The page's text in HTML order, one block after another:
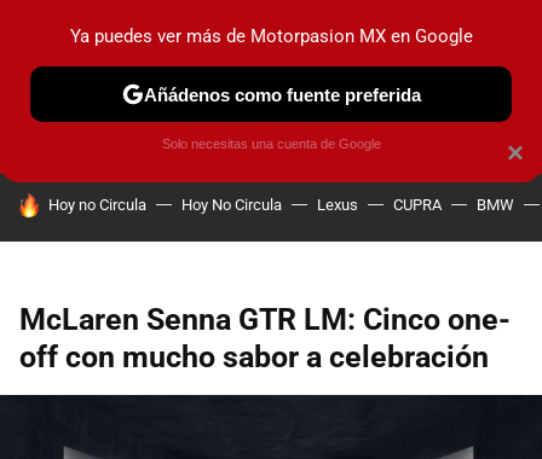
PRUEBAS INDUSTRIA HOY NO CIRCULA
HOY SE HABLA DE
Hoy no Circula Hoy No Circula Lexus CUPRA BMW
McLaren Senna GTR LM: Cinco one-
off con mucho sabor a celebración
×
Ya puedes ver más de Motorpasion MX en Google
Añádenos como fuente preferida
Solo necesitas una cuenta de Google